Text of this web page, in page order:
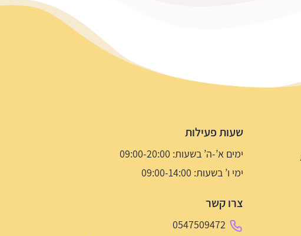
שעות פעילות
ימים א’-ה’ בשעות: 09:00-20:00
ימי ו’ בשעות: 09:00-14:00
צרו קשר
0547509472